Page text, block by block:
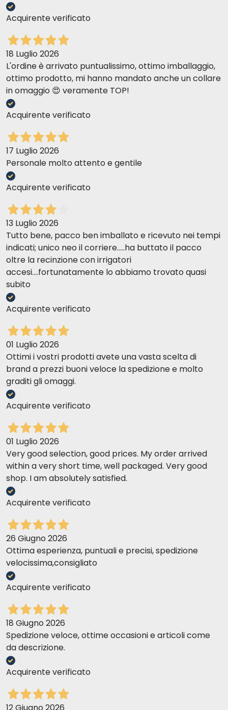
Acquirente verificato
18 Luglio 2026
L'ordine è arrivato puntualissimo, ottimo imballaggio,
ottimo prodotto, mi hanno mandato anche un collare
in omaggio 😍 veramente TOP!
Acquirente verificato
17 Luglio 2026
Personale molto attento e gentile
Acquirente verificato
13 Luglio 2026
Tutto bene, pacco ben imballato e ricevuto nei tempi
indicati; unico neo il corriere.....ha buttato il pacco
oltre la recinzione con irrigatori
accesi....fortunatamente lo abbiamo trovato quasi
subito
Acquirente verificato
01 Luglio 2026
Ottimi i vostri prodotti avete una vasta scelta di
brand a prezzi buoni veloce la spedizione e molto
graditi gli omaggi.
Acquirente verificato
01 Luglio 2026
Very good selection, good prices. My order arrived
within a very short time, well packaged. Very good
shop. I am absolutely satisfied.
Acquirente verificato
26 Giugno 2026
Ottima esperienza, puntuali e precisi, spedizione
velocissima,consigliato
Acquirente verificato
18 Giugno 2026
Spedizione veloce, ottime occasioni e articoli come
da descrizione.
Acquirente verificato